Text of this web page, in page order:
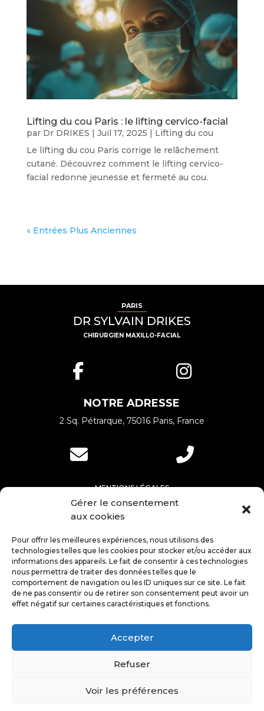
Gérer le consentement
aux cookies
Pour offrir les meilleures expériences, nous utilisons des
technologies telles que les cookies pour stocker et/ou accéder aux
informations des appareils. Le fait de consentir à ces technologies
nous permettra de traiter des données telles que le
comportement de navigation ou les ID uniques sur ce site. Le fait
de ne pas consentir ou de retirer son consentement peut avoir un
effet négatif sur certaines caractéristiques et fonctions.
Accepter
Refuser
Voir les préférences
Lifting du cou Paris : le lifting cervico-facial
par Dr DRIKES | Juil 17, 2025 | Lifting du cou
Le lifting du cou Paris corrige le relâchement
cutané. Découvrez comment le lifting cervico-
facial redonne jeunesse et fermeté au cou.
« Entrées Plus Anciennes
PARIS
DR SYLVAIN DRIKES
CHIRURGIEN MAXILLO-FACIAL
NOTRE ADRESSE
2 Sq. Pétrarque, 75016 Paris, France
MENTIONS LÉGALES
POLITIQUE DE CONFIDENTIALITÉ
RPPS:527 914 550
Accueil
Qui suis-je ?
Chirurgie esthétique
Médecine esthétique
Techniques
Vos émotions